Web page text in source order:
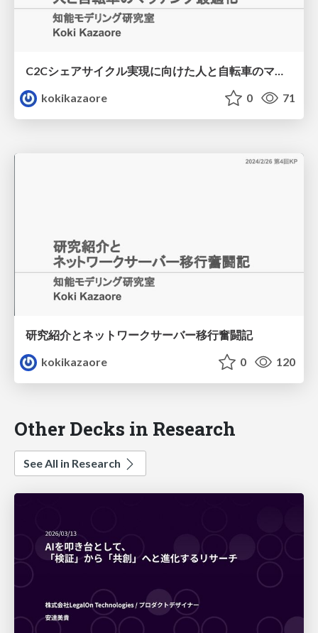
C2Cシェアサイクル実現に向けた人と自転車のマッチング最適化
kokikazaore
0 71
研究紹介とネットワークサーバー移行奮闘記
kokikazaore
0 120
Other Decks in Research
See All in Research